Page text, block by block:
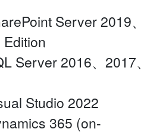
Server 2019、
Server 2016、2017、
Studio 2022
365 (on-